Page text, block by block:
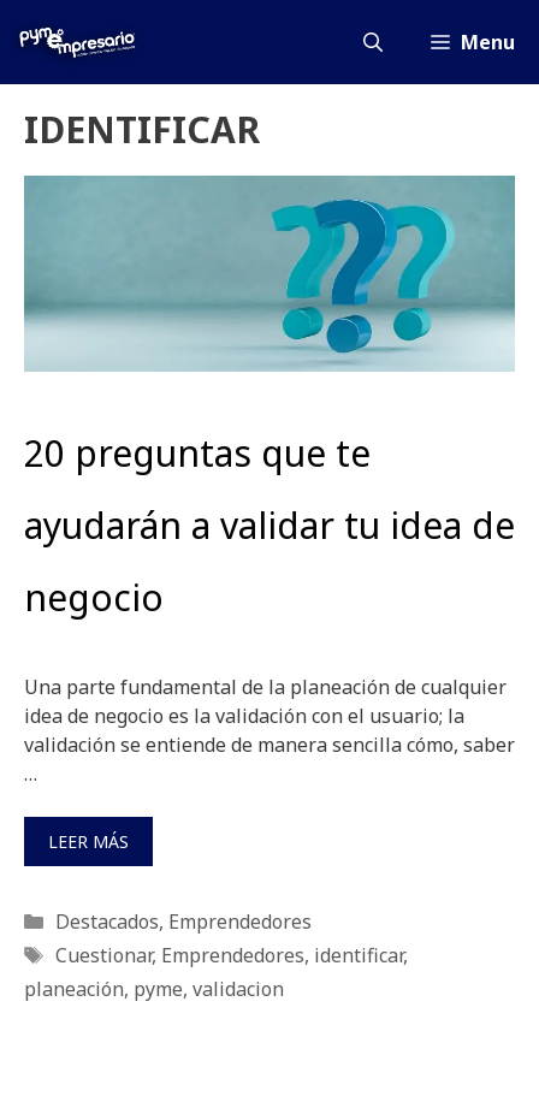
Menu
IDENTIFICAR
20 preguntas que te
ayudarán a validar tu idea de
negocio
Una parte fundamental de la planeación de cualquier
idea de negocio es la validación con el usuario; la
validación se entiende de manera sencilla cómo, saber
…
LEER MÁS
Categorías
Destacados, Emprendedores
Etiquetas
Cuestionar, Emprendedores, identificar,
planeación, pyme, validacion